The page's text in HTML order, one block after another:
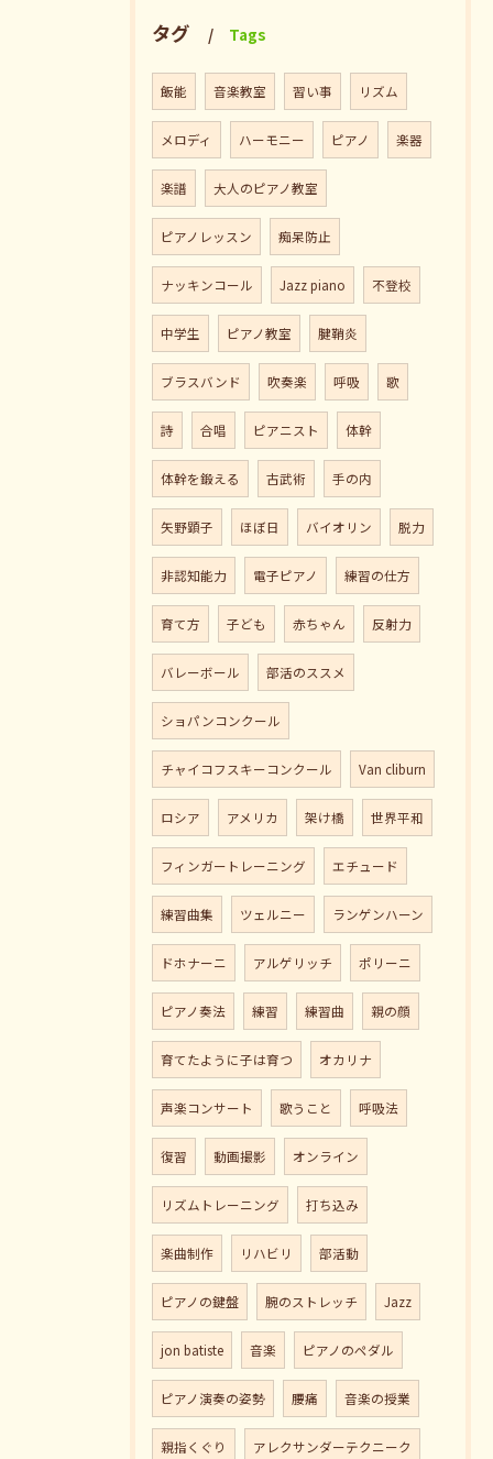
タグ Tags
飯能 音楽教室 習い事 リズム
メロディ ハーモニー ピアノ 楽器
楽譜 大人のピアノ教室
ピアノレッスン 痴呆防止
ナッキンコール Jazz piano 不登校
中学生 ピアノ教室 腱鞘炎
ブラスバンド 吹奏楽 呼吸 歌
詩 合唱 ピアニスト 体幹
体幹を鍛える 古武術 手の内
矢野顕子 ほぼ日 バイオリン 脱力
非認知能力 電子ピアノ 練習の仕方
育て方 子ども 赤ちゃん 反射力
バレーボール 部活のススメ
ショパンコンクール
チャイコフスキーコンクール Van cliburn
ロシア アメリカ 架け橋 世界平和
フィンガートレーニング エチュード
練習曲集 ツェルニー ランゲンハーン
ドホナーニ アルゲリッチ ポリーニ
ピアノ奏法 練習 練習曲 親の顔
育てたように子は育つ オカリナ
声楽コンサート 歌うこと 呼吸法
復習 動画撮影 オンライン
リズムトレーニング 打ち込み
楽曲制作 リハビリ 部活動
ピアノの鍵盤 腕のストレッチ Jazz
jon batiste 音楽 ピアノのペダル
ピアノ演奏の姿勢 腰痛 音楽の授業
親指くぐり アレクサンダーテクニーク